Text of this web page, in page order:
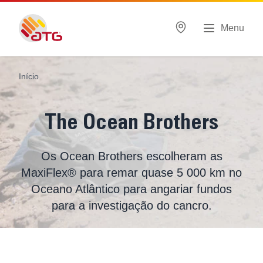
Menu
Início
The Ocean Brothers
Os Ocean Brothers escolheram as
MaxiFlex® para remar quase 5 000 km no
Oceano Atlântico para angariar fundos
para a investigação do cancro.